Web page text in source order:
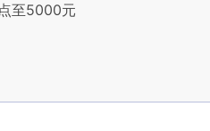
至5000元